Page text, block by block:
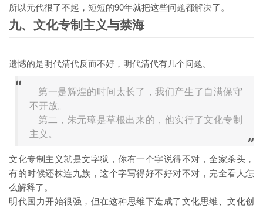
所以元代很了不起，短短的90年就把这些问题都解决了。
九、文化专制主义与禁海
遗憾的是明代清代反而不好，明代清代有几个问题。
第一是辉煌的时间太长了，我们产生了自满保守
不开放。
第二，朱元璋是草根出来的，他实行了文化专制
主义。
文化专制主义就是文字狱，你有一个字说得不对，全家杀头，
有的时候还株连九族，这个字写得好不好对不对，完全看人怎
么解释了。
明代国力开始很强，但在这种思维下造成了文化思维、文化创